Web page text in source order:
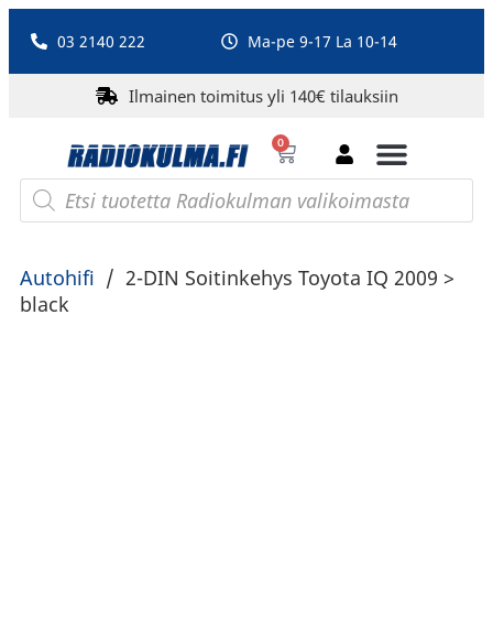
03 2140 222 Ma-pe 9-17 La 10-14
Ilmainen toimitus yli 140€ tilauksiin
0
Autohifi / 2-DIN Soitinkehys Toyota IQ 2009 >
black